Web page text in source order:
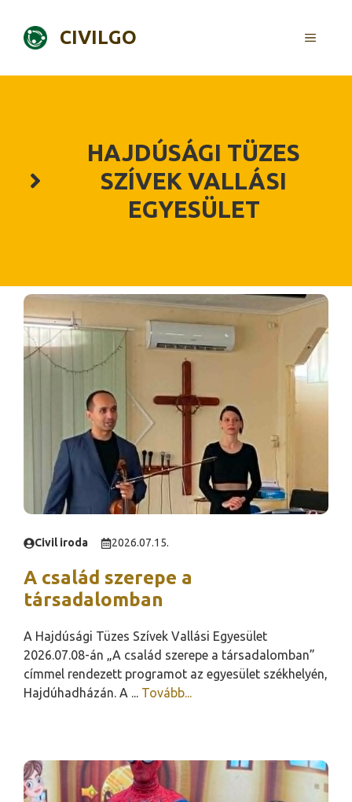
content
CIVILGO MENU
HAJDÚSÁGI TÜZES
SZÍVEK VALLÁSI
EGYESÜLET
Civil iroda 2026.07.15.
A család szerepe a
társadalomban
A Hajdúsági Tüzes Szívek Vallási Egyesület
2026.07.08-án „A család szerepe a társadalomban”
címmel rendezett programot az egyesület székhelyén,
Hajdúhadházán. A ... Tovább...